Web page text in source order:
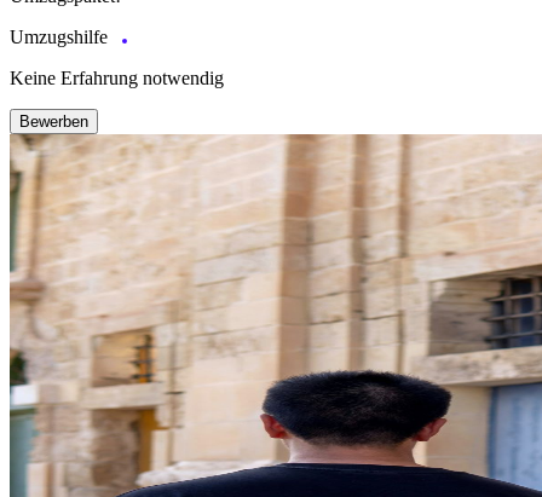
Umzugshilfe
Keine Erfahrung notwendig
Bewerben